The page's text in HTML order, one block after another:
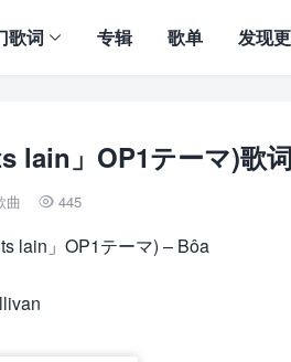
歌词 专辑 歌单 发现
lain」OP1テーマ)歌
曲  445
lain」OP1テーマ) – Bôa